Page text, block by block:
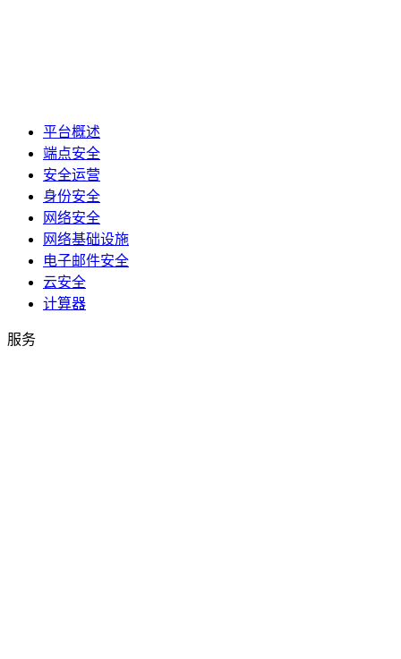
平台概述
端点安全
安全运营
身份安全
网络安全
网络基础设施
电子邮件安全
云安全
计算器
服务